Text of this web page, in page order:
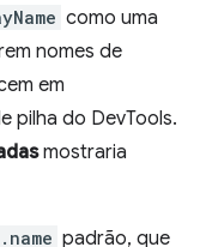
como uma
nomes de
em
pilha do DevTools.
mostraria
padrão, que